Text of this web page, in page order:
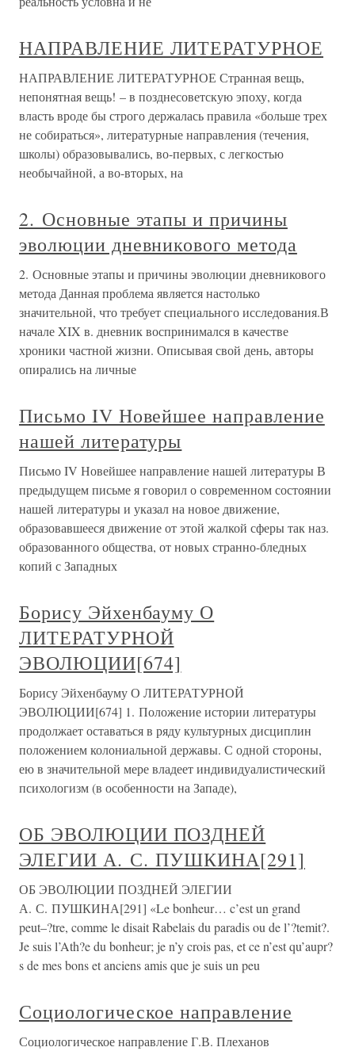
НАПРАВЛЕНИЕ ЛИТЕРАТУРНОЕ
НАПРАВЛЕНИЕ ЛИТЕРАТУРНОЕ Странная вещь,
непонятная вещь! – в позднесоветскую эпоху, когда
власть вроде бы строго держалась правила «больше трех
не собираться», литературные направления (течения,
школы) образовывались, во-первых, с легкостью
необычайной, а во-вторых, на
2. Основные этапы и причины
эволюции дневникового метода
2. Основные этапы и причины эволюции дневникового
метода Данная проблема является настолько
значительной, что требует специального исследования.В
начале XIX в. дневник воспринимался в качестве
хроники частной жизни. Описывая свой день, авторы
опирались на личные
Письмо IV Новейшее направление
нашей литературы
Письмо IV Новейшее направление нашей литературы В
предыдущем письме я говорил о современном состоянии
нашей литературы и указал на новое движение,
образовавшееся движение от этой жалкой сферы так наз.
образованного общества, от новых странно-бледных
копий с Западных
Борису Эйхенбауму О
ЛИТЕРАТУРНОЙ
ЭВОЛЮЦИИ[674]
Борису Эйхенбауму О ЛИТЕРАТУРНОЙ
ЭВОЛЮЦИИ[674] 1. Положение истории литературы
продолжает оставаться в ряду культурных дисциплин
положением колониальной державы. С одной стороны,
ею в значительной мере владеет индивидуалистический
психологизм (в особенности на Западе),
ОБ ЭВОЛЮЦИИ ПОЗДНЕЙ
ЭЛЕГИИ А. С. ПУШКИНА[291]
ОБ ЭВОЛЮЦИИ ПОЗДНЕЙ ЭЛЕГИИ
А. С. ПУШКИНА[291] «Le bonheur… c’est un grand
peut–?tre, comme le disait Rabelais du paradis ou de l’?temit?.
Je suis l’Ath?e du bonheur; je n’y crois pas, et ce n’est qu’aupr?
s de mes bons et anciens amis que je suis un peu
Социологическое направление
Социологическое направление Г.В. Плеханов